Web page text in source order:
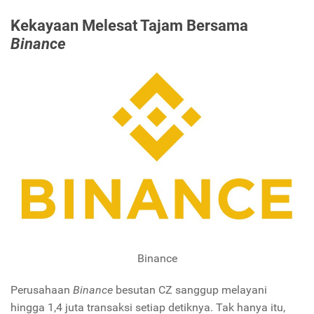
Kekayaan Melesat Tajam Bersama
Binance
Binance
Perusahaan Binance besutan CZ sanggup melayani
hingga 1,4 juta transaksi setiap detiknya. Tak hanya itu,